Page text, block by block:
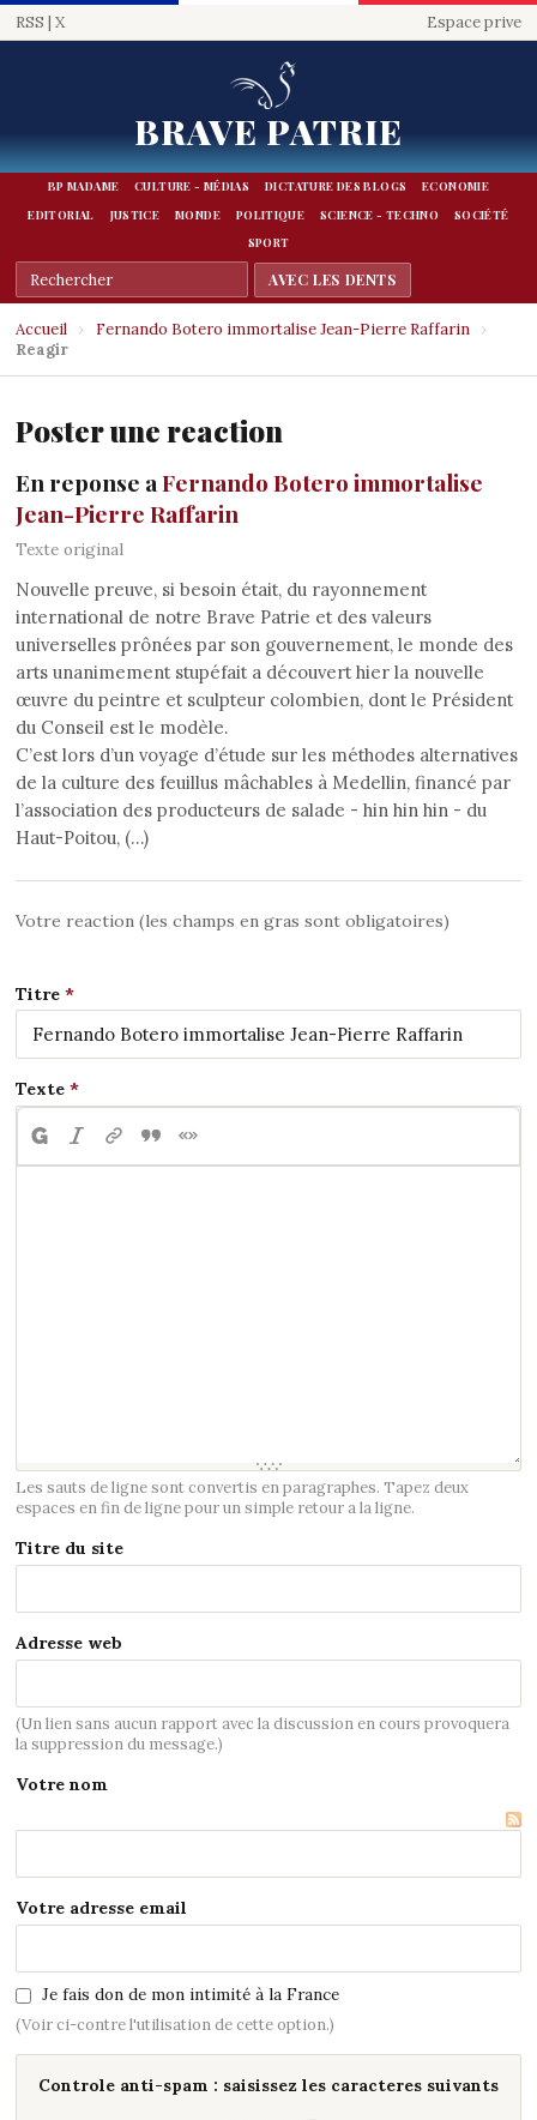
RSS | X Espace prive
BRAVE PATRIE
BP MADAME CULTURE - MÉDIAS DICTATURE DES BLOGS
ECONOMIE
EDITORIAL
JUSTICE MONDE POLITIQUE SCIENCE - TECHNO
SOCIÉTÉ
SPORT
Accueil › Fernando Botero immortalise Jean-Pierre Raffarin
›
Reagir
Poster une reaction
En reponse aFernando Botero immortalise
Jean-Pierre Raffarin
Texte original
Nouvelle preuve, si besoin était, du rayonnement
international de notre Brave Patrie et des valeurs
universelles prônées par son gouvernement, le monde des
arts unanimement stupéfait a découvert hier la nouvelle
œuvre du peintre et sculpteur colombien, dont le Président
du Conseil est le modèle.
C’est lors d’un voyage d’étude sur les méthodes alternatives
de la culture des feuillus mâchables à Medellin, financé par
l’association des producteurs de salade - hin hin hin - du
Haut-Poitou, (…)
Votre reaction (les champs en gras sont obligatoires)
Titre
Texte
Les sauts de ligne sont convertis en paragraphes. Tapez deux
espaces en fin de ligne pour un simple retour a la ligne.
Titre du site
Adresse web
(Un lien sans aucun rapport avec la discussion en cours provoquera
la suppression du message.)
Votre nom
Votre adresse email
Je fais don de mon intimité à la France
(Voir ci-contre l'utilisation de cette option.)
Controle anti-spam : saisissez les caracteres suivants